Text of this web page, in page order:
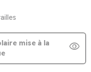
mise à la
visibility